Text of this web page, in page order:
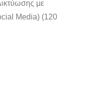
με
Media) (120